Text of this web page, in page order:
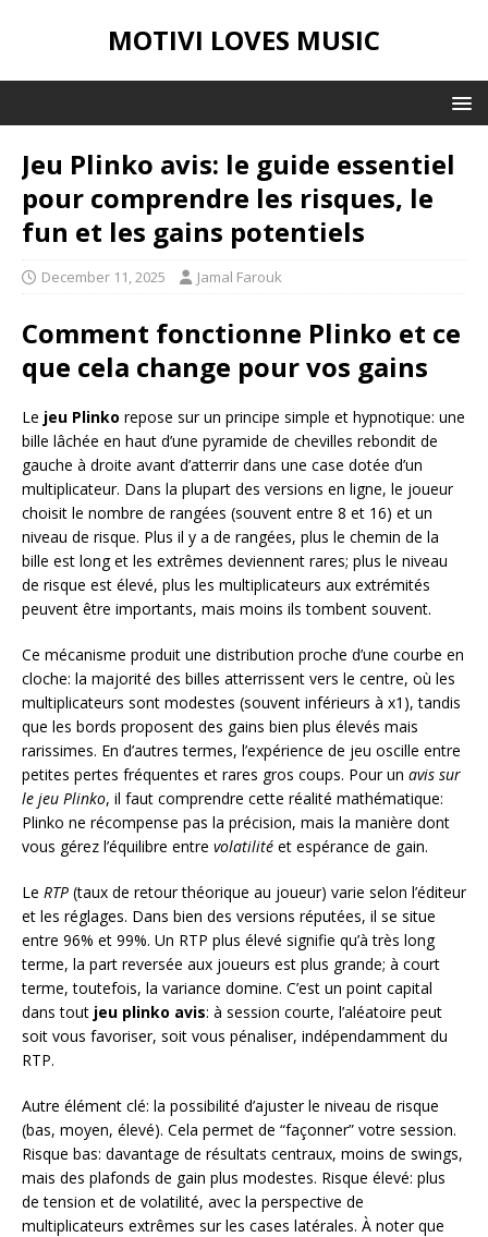
MOTIVI LOVES MUSIC
Jeu Plinko avis: le guide essentiel
pour comprendre les risques, le
fun et les gains potentiels
December 11, 2025 Jamal Farouk
Comment fonctionne Plinko et ce
que cela change pour vos gains
Le jeu Plinko repose sur un principe simple et hypnotique: une
bille lâchée en haut d’une pyramide de chevilles rebondit de
gauche à droite avant d’atterrir dans une case dotée d’un
multiplicateur. Dans la plupart des versions en ligne, le joueur
choisit le nombre de rangées (souvent entre 8 et 16) et un
niveau de risque. Plus il y a de rangées, plus le chemin de la
bille est long et les extrêmes deviennent rares; plus le niveau
de risque est élevé, plus les multiplicateurs aux extrémités
peuvent être importants, mais moins ils tombent souvent.
Ce mécanisme produit une distribution proche d’une courbe en
cloche: la majorité des billes atterrissent vers le centre, où les
multiplicateurs sont modestes (souvent inférieurs à x1), tandis
que les bords proposent des gains bien plus élevés mais
rarissimes. En d’autres termes, l’expérience de jeu oscille entre
petites pertes fréquentes et rares gros coups. Pour un avis sur
le jeu Plinko, il faut comprendre cette réalité mathématique:
Plinko ne récompense pas la précision, mais la manière dont
vous gérez l’équilibre entre volatilité et espérance de gain.
Le RTP (taux de retour théorique au joueur) varie selon l’éditeur
et les réglages. Dans bien des versions réputées, il se situe
entre 96% et 99%. Un RTP plus élevé signifie qu’à très long
terme, la part reversée aux joueurs est plus grande; à court
terme, toutefois, la variance domine. C’est un point capital
dans tout jeu plinko avis: à session courte, l’aléatoire peut
soit vous favoriser, soit vous pénaliser, indépendamment du
RTP.
Autre élément clé: la possibilité d’ajuster le niveau de risque
(bas, moyen, élevé). Cela permet de “façonner” votre session.
Risque bas: davantage de résultats centraux, moins de swings,
mais des plafonds de gain plus modestes. Risque élevé: plus
de tension et de volatilité, avec la perspective de
multiplicateurs extrêmes sur les cases latérales. À noter que